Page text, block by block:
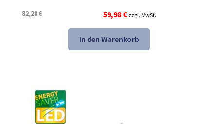
82,28€
Ursprünglicher
Preis
war:
82,28 €
59,98 €Aktueller
Preis
ist:
59,98 €.
zzgl. MwSt.
In den Warenkorb